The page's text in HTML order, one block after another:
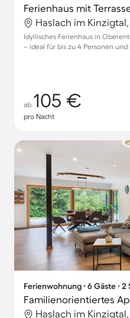
Idyllisches Ferienhaus in
– ideal für bis zu 4 Personen
ab 105 €
pro Nacht
Ferienwohnung ∙ 6 Gäste ∙